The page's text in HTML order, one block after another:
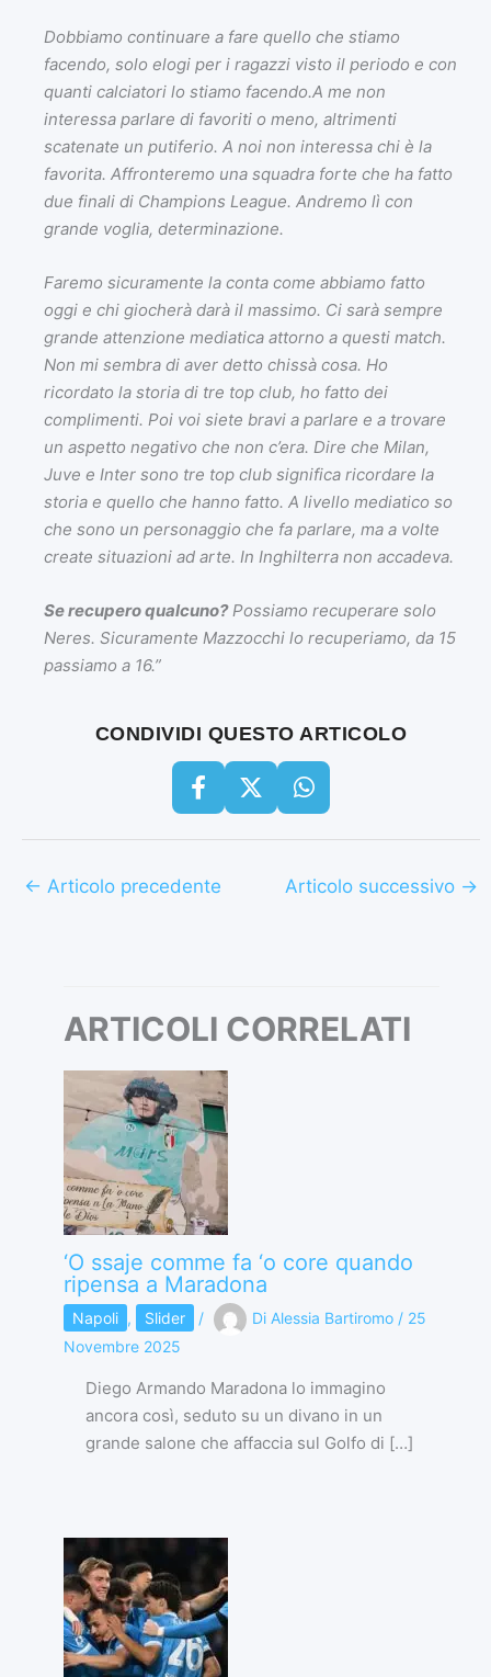
Dobbiamo continuare a fare quello che stiamo
facendo, solo elogi per i ragazzi visto il periodo e con
quanti calciatori lo stiamo facendo.A me non
interessa parlare di favoriti o meno, altrimenti
scatenate un putiferio. A noi non interessa chi è la
favorita. Affronteremo una squadra forte che ha fatto
due finali di Champions League. Andremo lì con
grande voglia, determinazione.
Faremo sicuramente la conta come abbiamo fatto
oggi e chi giocherà darà il massimo. Ci sarà sempre
grande attenzione mediatica attorno a questi match.
Non mi sembra di aver detto chissà cosa. Ho
ricordato la storia di tre top club, ho fatto dei
complimenti. Poi voi siete bravi a parlare e a trovare
un aspetto negativo che non c’era. Dire che Milan,
Juve e Inter sono tre top club significa ricordare la
storia e quello che hanno fatto. A livello mediatico so
che sono un personaggio che fa parlare, ma a volte
create situazioni ad arte. In Inghilterra non accadeva.
Se recupero qualcuno?Possiamo recuperare solo
Neres. Sicuramente Mazzocchi lo recuperiamo, da 15
passiamo a 16.”
CONDIVIDI QUESTO ARTICOLO
← Articolo precedente Articolo successivo →
ARTICOLI CORRELATI
‘O ssaje comme fa ‘o core quando
ripensa a Maradona
Napoli , Slider / Di Alessia Bartiromo / 25
Novembre 2025
Diego Armando Maradona lo immagino
ancora così, seduto su un divano in un
grande salone che affaccia sul Golfo di […]